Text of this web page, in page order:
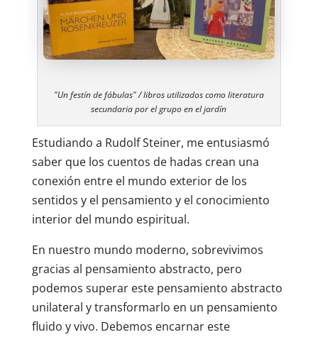
"Un festín de fábulas" / libros utilizados como literatura
secundaria por el grupo en el jardín
Estudiando a Rudolf Steiner, me entusiasmó
saber que los cuentos de hadas crean una
conexión entre el mundo exterior de los
sentidos y el pensamiento y el conocimiento
interior del mundo espiritual.
En nuestro mundo moderno, sobrevivimos
gracias al pensamiento abstracto, pero
podemos superar este pensamiento abstracto
unilateral y transformarlo en un pensamiento
fluido y vivo. Debemos encarnar este